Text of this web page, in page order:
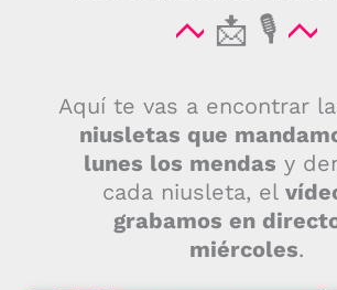
📩 🎙
Aquí te vas a encontrar
niusletas que
lunes los mendas y
cada niusleta, el
grabamos en
miércoles.